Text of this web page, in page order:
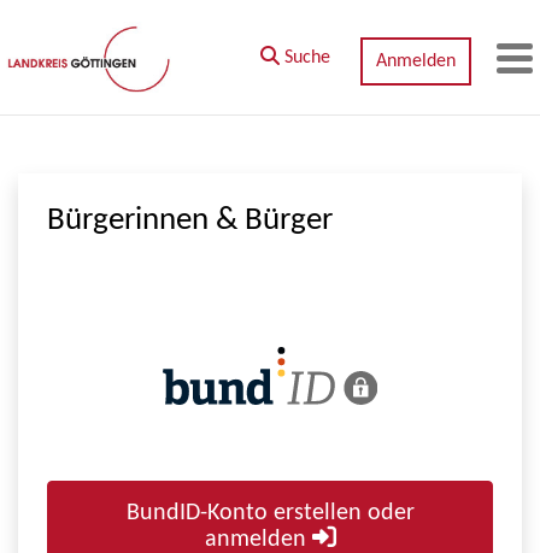
Zum Hauptinhalt springen
Suche Anmelden
Bürgerinnen & Bürger
BundID-Konto erstellen oder
anmelden